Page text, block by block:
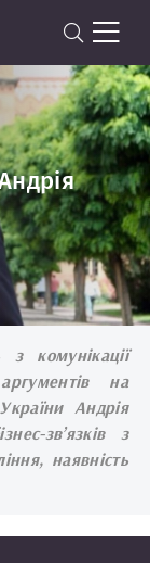
комунікації
на
Андрія
зв’язків з
наявність